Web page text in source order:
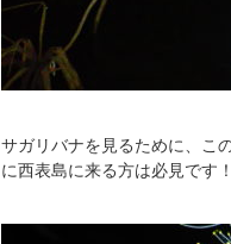
サガリバナを見るために、こ
に西表島に来る方は必見です！